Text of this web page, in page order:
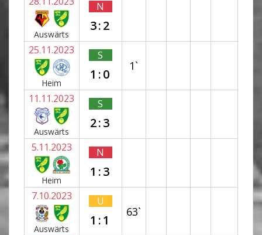
Auswärts
N
3:2
25.11.2023
Heim
S
1:0
1`
11.11.2023
Auswärts
S
2:3
5.11.2023
Heim
N
1:3
7.10.2023
Auswärts
U
1:1
63`